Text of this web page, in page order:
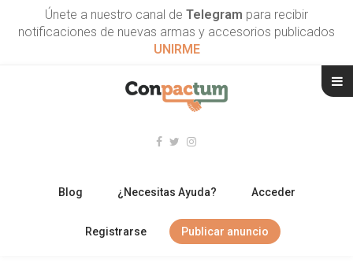
Únete a nuestro canal de Telegram para recibir
notificaciones de nuevas armas y accesorios publicados
UNIRME
Blog ¿Necesitas Ayuda? Acceder
Registrarse Publicar anuncio